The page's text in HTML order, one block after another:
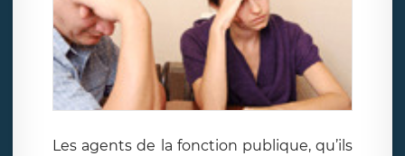
Les agents de la fonction publique, qu’ils